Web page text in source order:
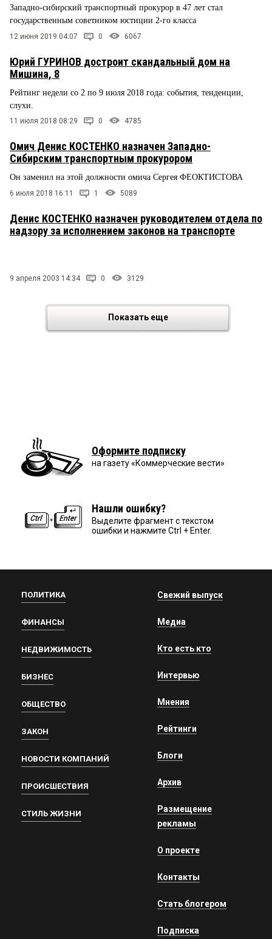
Западно-сибирский транспортный прокурор в 47 лет стал
государственным советником юстиции 2-го класса
12 июня 2019 04:07 0 6067
Юрий ГУРИНОВ достроит скандальный дом на
Мишина, 8
Рейтинг недели со 2 по 9 июля 2018 года: события, тенденции,
слухи.
11 июля 2018 08:29 0 4785
Омич Денис КОСТЕНКО назначен Западно-
Сибирским транспортным прокурором
Он заменил на этой должности омича Сергея ФЕОКТИСТОВА
6 июля 2018 16:11 1 5089
Денис КОСТЕНКО назначен руководителем отдела по
надзору за исполнением законов на транспорте
9 апреля 2003 14:34 0 3129
Показать еще
Оформите подписку
на газету «Коммерческие вести»
Нашли ошибку?
Выделите фрагмент с текстом
ошибки и нажмите Ctrl + Enter.
ПОЛИТИКА
ФИНАНСЫ
НЕДВИЖИМОСТЬ
БИЗНЕС
ОБЩЕСТВО
ЗАКОН
НОВОСТИ КОМПАНИЙ
ПРОИСШЕСТВИЯ
СТИЛЬ ЖИЗНИ
Свежий выпуск
Медиа
Кто есть кто
Интервью
Мнения
Рейтинги
Блоги
Архив
Размещение
рекламы
О проекте
Контакты
Стать блогером
Подписка